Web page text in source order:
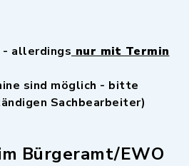
- allerdings nur mit Termin
sind möglich - bitte
Sachbearbeiter)
Bürgeramt/EWO